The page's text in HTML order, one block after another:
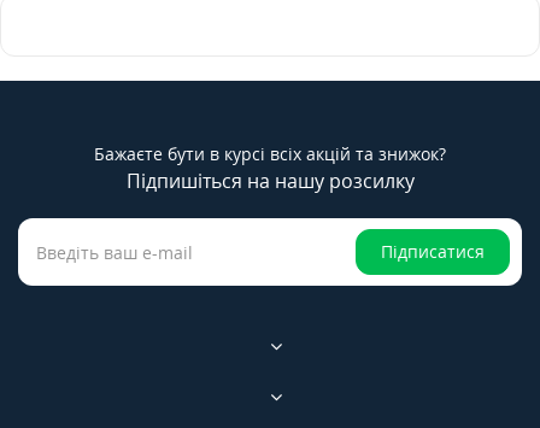
Бажаєте бути в курсі всіх акцій та знижок?
Підпишіться на нашу розсилку
Підписатися